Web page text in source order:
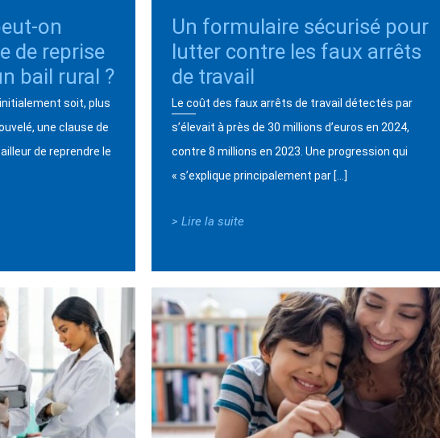
on
de reprise
bail rural ?
soit, plus
une clause de
de reprendre le
Un formulaire sécurisé pour
lutter contre les faux arrêts
de travail
Le coût des faux arrêts de travail détectés par
s’élevait à près de 30 millions d’euros en 2024,
contre 8 millions en 2023. Une progression qui
« s’explique principalement par […]
> Lire la suite